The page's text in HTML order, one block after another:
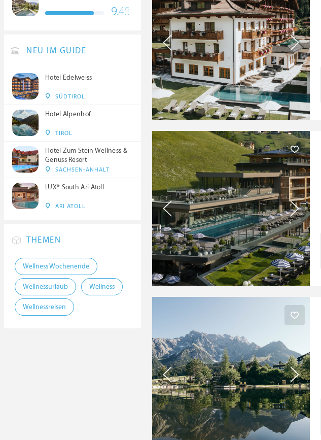
9.48
NEU IM GUIDE
Hotel Edelweiss
SÜDTIROL
Hotel Alpenhof
TIROL
Hotel Zum Stein Wellness &
Genuss Resort
SACHSEN-ANHALT
LUX* South Ari Atoll
ARI ATOLL
THEMEN
Wellness Wochenende
Wellnessurlaub Wellness
Wellnessreisen